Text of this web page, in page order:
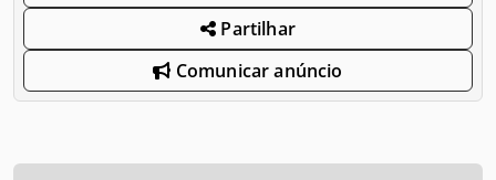
Partilhar
Comunicar anúncio